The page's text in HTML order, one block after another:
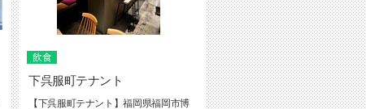
飲食
下呉服町テナント
【下呉服町テナント】福岡県福岡市博